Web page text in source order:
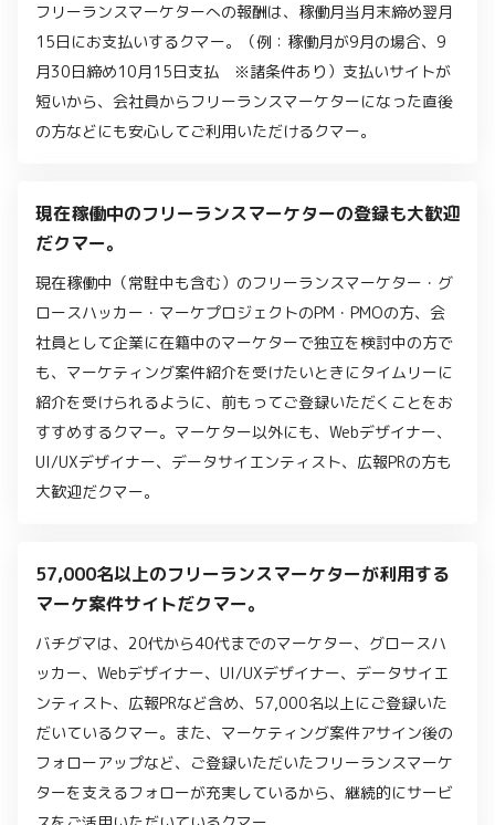
フリーランスマーケターへの報酬は、稼働月当月末締め翌月
15日にお支払いするクマー。（例：稼働月が9月の場合、9
月30日締め10月15日支払 ※諸条件あり）支払いサイトが
短いから、会社員からフリーランスマーケターになった直後
の方などにも安心してご利用いただけるクマー。
現在稼働中のフリーランスマーケターの登録も大歓迎
だクマー。
現在稼働中（常駐中も含む）のフリーランスマーケター・グ
ロースハッカー・マーケプロジェクトのPM・PMOの方、会
社員として企業に在籍中のマーケターで独立を検討中の方で
も、マーケティング案件紹介を受けたいときにタイムリーに
紹介を受けられるように、前もってご登録いただくことをお
すすめするクマー。マーケター以外にも、Webデザイナー、
UI/UXデザイナー、データサイエンティスト、広報PRの方も
大歓迎だクマー。
57,000名以上のフリーランスマーケターが利用する
マーケ案件サイトだクマー。
バチグマは、20代から40代までのマーケター、グロースハ
ッカー、Webデザイナー、UI/UXデザイナー、データサイエ
ンティスト、広報PRなど含め、57,000名以上にご登録いた
だいているクマー。また、マーケティング案件アサイン後の
フォローアップなど、ご登録いただいたフリーランスマーケ
ターを支えるフォローが充実しているから、継続的にサービ